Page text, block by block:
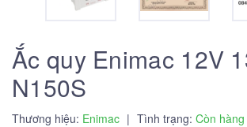
Ắc quy Enimac 12V
N150S
Thương hiệu: Enimac | Tình trạng: Còn hàng